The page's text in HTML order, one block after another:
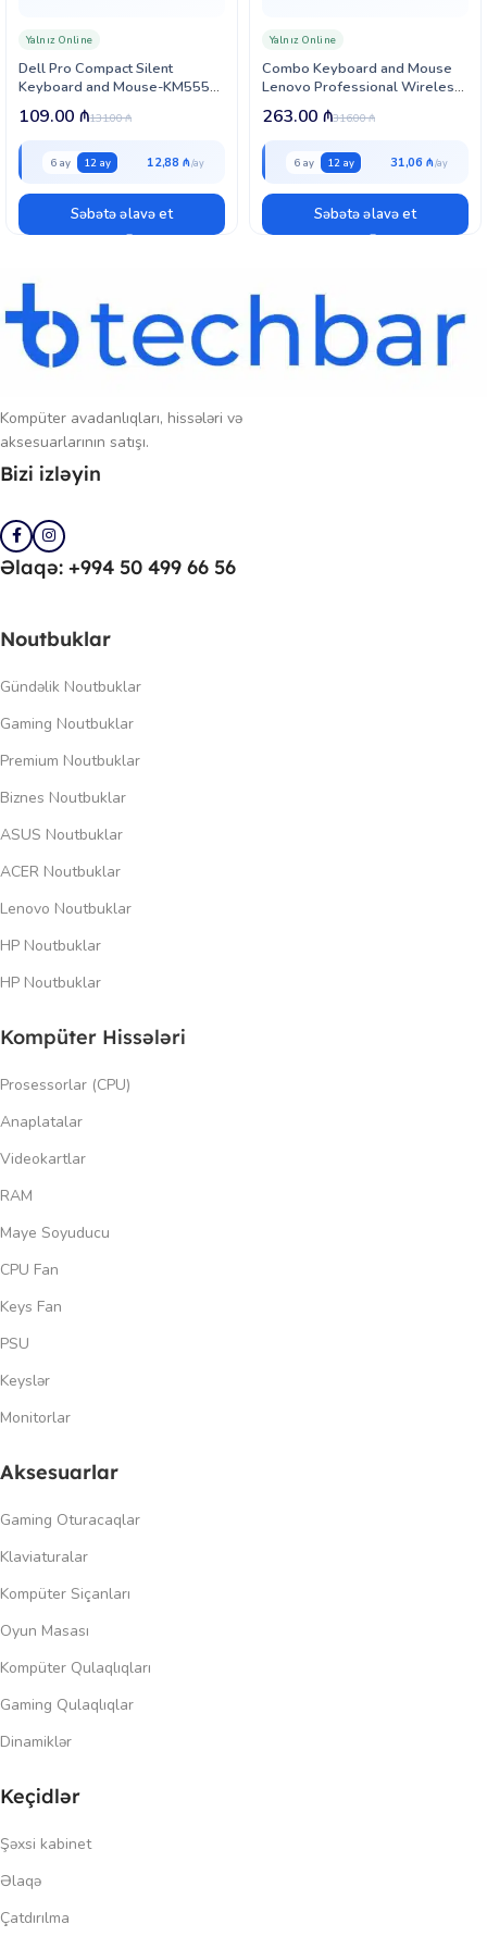
Logitech Wireless Combo MK270, yüksək performans və rahatlığı bir
araya gətirir. Həm iş yerində həm də evdə istifadə üçün idealdir. Bu
kombinasiya ilə effektivliyinizi artırın və əyləncəli vaxt keçirin.
Dell Pro Compact Silent
Keyboard and Mouse-KM555
English (QWERTY) (580-BBVZ)
Yalnız Online
131.00₼
109.00 ₼
6 ay 12 ay 12,88 ₼
Səbətə əlavə et
Combo Keyboard and Mouse
Lenovo Professional Wireless
Rechargeable (4X31R64342)
Yalnız Online
316.00₼
263.00 ₼
6 ay 12 ay 31,06 ₼
Səbətə əlavə et
Kompüter avadanlıqları, hissələri və
aksesuarlarının satışı.
Bizi izləyin
Əlaqə: +994 50 499 66 56
Noutbuklar
Gündəlik Noutbuklar
Gaming Noutbuklar
Premium Noutbuklar
Biznes Noutbuklar
ASUS Noutbuklar
ACER Noutbuklar
Lenovo Noutbuklar
HP Noutbuklar
HP Noutbuklar
Kompüter Hissələri
Prosessorlar (CPU)
Anaplatalar
Videokartlar
RAM
Maye Soyuducu
CPU Fan
Keys Fan
PSU
Keyslər
Monitorlar
Aksesuarlar
Gaming Oturacaqlar
Klaviaturalar
Kompüter Siçanları
Oyun Masası
Kompüter Qulaqlıqları
Gaming Qulaqlıqlar
Dinamiklər
Keçidlər
Şəxsi kabinet
Əlaqə
Çatdırılma